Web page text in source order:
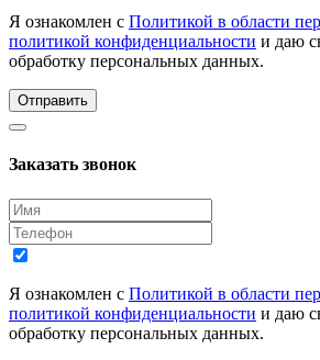
Я ознакомлен с Политикой в области
политикой конфиденциальности и даю
обработку персональных данных.
Отправить
Заказать звонок
Я ознакомлен с Политикой в области
политикой конфиденциальности и даю
обработку персональных данных.